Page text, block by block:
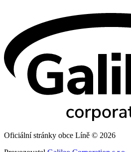
Oficiální stránky obce Líně © 2026